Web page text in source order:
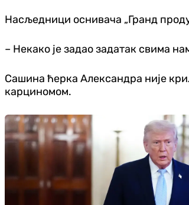
Насљедници оснивача „Гранд
– Некако је задао задатак свима
Сашина ћерка Александра није
карциномом.